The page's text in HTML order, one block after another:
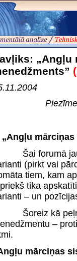
„Angļu
„Angļu
forumā jau ir
(pirkt vai
tiem, kam
tika
– un
kā peļņas
–
mārciņas